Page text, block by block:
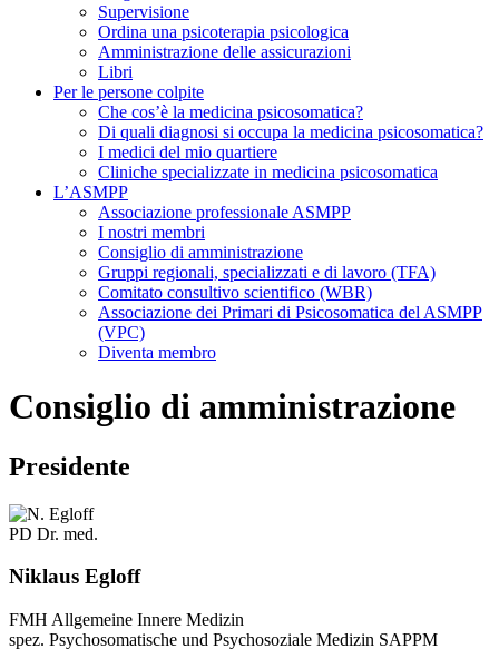
Supervisione
Ordina una psicoterapia psicologica
Amministrazione delle assicurazioni
Libri
Per le persone colpite
Che cos’è la medicina psicosomatica?
Di quali diagnosi si occupa la medicina psicosomatica?
I medici del mio quartiere
Cliniche specializzate in medicina psicosomatica
L’ASMPP
Associazione professionale ASMPP
I nostri membri
Consiglio di amministrazione
Gruppi regionali, specializzati e di lavoro (TFA)
Comitato consultivo scientifico (WBR)
Associazione dei Primari di Psicosomatica del ASMPP
(VPC)
Diventa membro
Consiglio di amministrazione
Presidente
PD Dr. med.
Niklaus Egloff
FMH Allgemeine Innere Medizin
spez. Psychosomatische und Psychosoziale Medizin SAPPM